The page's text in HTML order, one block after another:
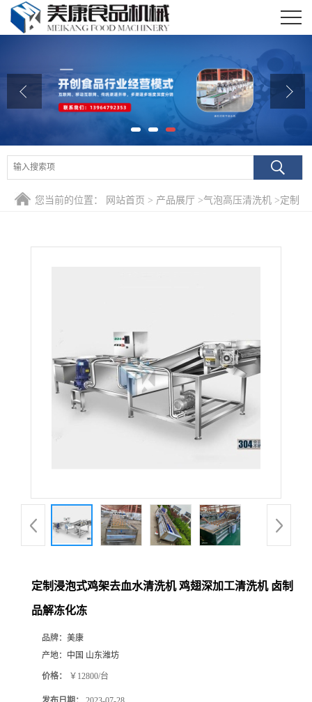
公司介绍
公司动态
产品展厅
联系我们
您当前的位置： 网站首页 > 产品展厅 >气泡高压清洗机 >定制
定制浸泡式鸡架去血水清洗机 鸡翅深加工清洗机 卤制
品解冻化冻
品牌： 美康
产地： 中国 山东潍坊
价格： ￥12800/台